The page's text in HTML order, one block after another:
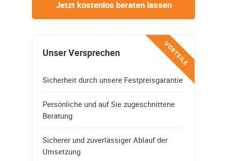
Jetzt kostenlos beraten lassen
VORTEILE
Unser Versprechen
Sicherheit durch unsere Festpreisgarantie
Persönliche und auf Sie zugeschnittene
Beratung
Sicherer und zuverlässiger Ablauf der
Umsetzung